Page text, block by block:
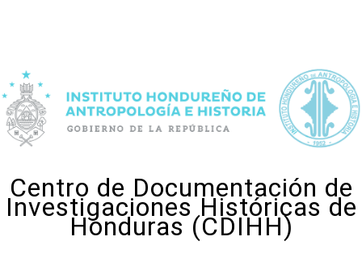
Centro de Documentación de
Investigaciones Históricas de
Honduras (CDIHH)